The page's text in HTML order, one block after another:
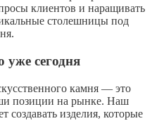
клиентов и наращивать
столешницы под
уже сегодня
камня — это
позиции на рынке. Наш
создавать изделия, которые